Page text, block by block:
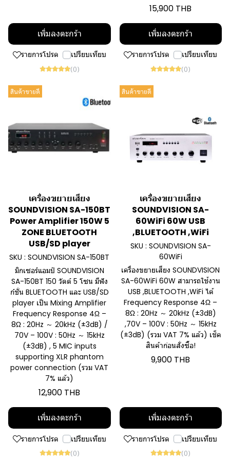
เพิ่มลงตะกร้า
รายการโปรด เปรียบเทียบ
(0)
15,900 THB
เพิ่มลงตะกร้า
รายการโปรด เปรียบเทียบ
(0)
สินค้าขายดี
เครื่องขยายเสียง
SOUNDVISION SA-150BT
Power Amplifier 150W 5
ZONE BLUETOOTH
USB/SD player
SKU : SOUNDVISION SA-150BT
มิกเซอร์แอมป์ SOUNDVISION
SA-150BT 150 วัตต์ 5 โซน มีฟัง
ก์ชั่น BLUETOOTH และ USB/SD
player เป็น Mixing Amplifier
Frequency Response 4Ω –
8Ω : 20Hz ～ 20kHz (±3dB) /
70V – 100V : 50Hz ～ 15kHz
(±3dB) , 5 MIC inputs
supporting XLR phantom
power connection (รวม VAT
7% แล้ว)
12,900 THB
เพิ่มลงตะกร้า
รายการโปรด เปรียบเทียบ
(0)
สินค้าขายดี
เครื่องขยายเสียง
SOUNDVISION SA-
60WiFi 60W USB
,BLUETOOTH ,WiFi
SKU : SOUNDVISION SA-
60WiFi
เครื่องขยายเสียง SOUNDVISION
SA-60WiFi 60W สามารถใช้งาน
USB ,BLUETOOTH ,WiFi ได้
Frequency Response 4Ω –
8Ω : 20Hz ～ 20kHz (±3dB)
,70V – 100V : 50Hz ～ 15kHz
(±3dB) (รวม VAT 7% แล้ว) เช็ค
สินค้าก่อนสั่งซื้อ!
9,900 THB
เพิ่มลงตะกร้า
รายการโปรด เปรียบเทียบ
(0)